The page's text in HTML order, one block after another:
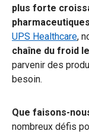
plus forte
pharmaceutiques
UPS Healthcare,
chaîne du froid
parvenir des
besoin.
Que faisons-
nombreux défis